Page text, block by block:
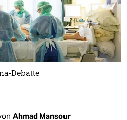
Debatte
Ahmad Mansour